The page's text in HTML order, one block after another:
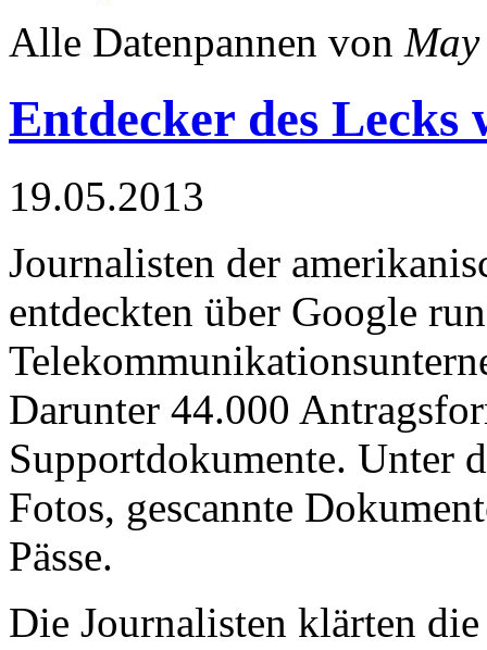
Alle Datenpannen von
Entdecker des
19.05.2013
Journalisten der
entdeckten über Google
Darunter 44.000
Supportdokumente. Unter
Fotos, gescannte
Pässe.
Die Journalisten klärten